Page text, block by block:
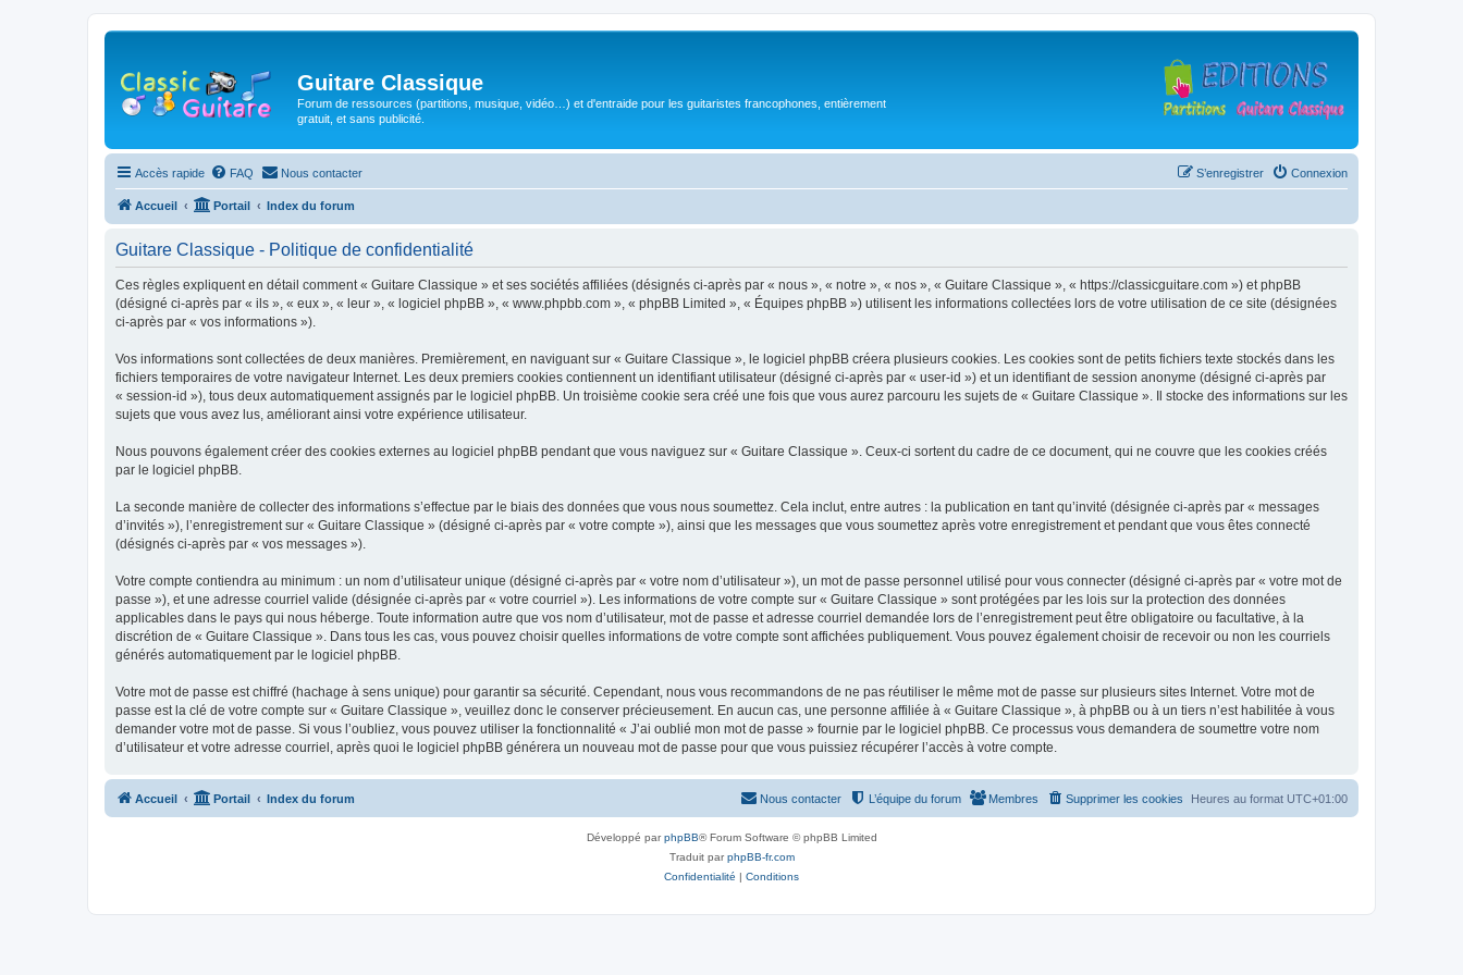
Guitare Classique
Forum de ressources (partitions, musique, vidéo…) et d'entraide pour les guitaristes francophones, entièrement
gratuit, et sans publicité.
Accès rapide FAQ Nous contacter Connexion
S’enregistrer
Accueil Portail Index du forum
Guitare Classique - Politique de confidentialité
Ces règles expliquent en détail comment « Guitare Classique » et ses sociétés affiliées (désignés ci-après par « nous », « notre », « nos », « Guitare Classique », « https://classicguitare.com ») et phpBB
(désigné ci-après par « ils », « eux », « leur », « logiciel phpBB », « www.phpbb.com », « phpBB Limited », « Équipes phpBB ») utilisent les informations collectées lors de votre utilisation de ce site (désignées
ci-après par « vos informations »).
Vos informations sont collectées de deux manières. Premièrement, en naviguant sur « Guitare Classique », le logiciel phpBB créera plusieurs cookies. Les cookies sont de petits fichiers texte stockés dans les
fichiers temporaires de votre navigateur Internet. Les deux premiers cookies contiennent un identifiant utilisateur (désigné ci-après par « user-id ») et un identifiant de session anonyme (désigné ci-après par
« session-id »), tous deux automatiquement assignés par le logiciel phpBB. Un troisième cookie sera créé une fois que vous aurez parcouru les sujets de « Guitare Classique ». Il stocke des informations sur les
sujets que vous avez lus, améliorant ainsi votre expérience utilisateur.
Nous pouvons également créer des cookies externes au logiciel phpBB pendant que vous naviguez sur « Guitare Classique ». Ceux-ci sortent du cadre de ce document, qui ne couvre que les cookies créés
par le logiciel phpBB.
La seconde manière de collecter des informations s’effectue par le biais des données que vous nous soumettez. Cela inclut, entre autres : la publication en tant qu’invité (désignée ci-après par « messages
d’invités »), l’enregistrement sur « Guitare Classique » (désigné ci-après par « votre compte »), ainsi que les messages que vous soumettez après votre enregistrement et pendant que vous êtes connecté
(désignés ci-après par « vos messages »).
Votre compte contiendra au minimum : un nom d’utilisateur unique (désigné ci-après par « votre nom d’utilisateur »), un mot de passe personnel utilisé pour vous connecter (désigné ci-après par « votre mot de
passe »), et une adresse courriel valide (désignée ci-après par « votre courriel »). Les informations de votre compte sur « Guitare Classique » sont protégées par les lois sur la protection des données
applicables dans le pays qui nous héberge. Toute information autre que vos nom d’utilisateur, mot de passe et adresse courriel demandée lors de l’enregistrement peut être obligatoire ou facultative, à la
discrétion de « Guitare Classique ». Dans tous les cas, vous pouvez choisir quelles informations de votre compte sont affichées publiquement. Vous pouvez également choisir de recevoir ou non les courriels
générés automatiquement par le logiciel phpBB.
Votre mot de passe est chiffré (hachage à sens unique) pour garantir sa sécurité. Cependant, nous vous recommandons de ne pas réutiliser le même mot de passe sur plusieurs sites Internet. Votre mot de
passe est la clé de votre compte sur « Guitare Classique », veuillez donc le conserver précieusement. En aucun cas, une personne affiliée à « Guitare Classique », à phpBB ou à un tiers n’est habilitée à vous
demander votre mot de passe. Si vous l’oubliez, vous pouvez utiliser la fonctionnalité « J’ai oublié mon mot de passe » fournie par le logiciel phpBB. Ce processus vous demandera de soumettre votre nom
d’utilisateur et votre adresse courriel, après quoi le logiciel phpBB générera un nouveau mot de passe pour que vous puissiez récupérer l’accès à votre compte.
Accueil Portail Index du forum Heures au format UTC+01:00
Supprimer les cookies
Membres
L’équipe du forum
Nous contacter
Développé parphpBB® Forum Software © phpBB Limited
Traduit parphpBB-fr.com
Confidentialité | Conditions